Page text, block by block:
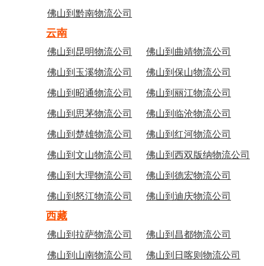
佛山到黔南物流公司
云南
佛山到昆明物流公司 佛山到曲靖物流公司
佛山到玉溪物流公司 佛山到保山物流公司
佛山到昭通物流公司 佛山到丽江物流公司
佛山到思茅物流公司 佛山到临沧物流公司
佛山到楚雄物流公司 佛山到红河物流公司
佛山到文山物流公司 佛山到西双版纳物流公司
佛山到大理物流公司 佛山到德宏物流公司
佛山到怒江物流公司 佛山到迪庆物流公司
西藏
佛山到拉萨物流公司 佛山到昌都物流公司
佛山到山南物流公司 佛山到日喀则物流公司